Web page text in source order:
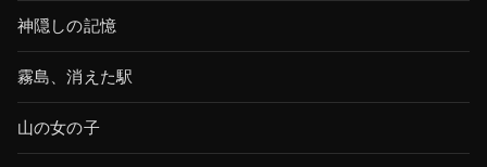
神隠しの記憶
霧島、消えた駅
山の女の子